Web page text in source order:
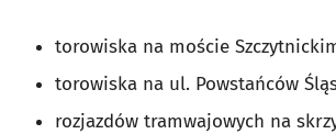
torowiska na moście
torowiska na ul. Powstańców
rozjazdów tramwajowych na